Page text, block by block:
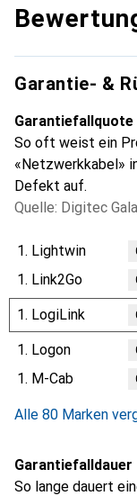
Garantie- &
Garantiefallquote
So oft weist ein
«Netzwerkkabel»
Defekt auf.
Quelle: Digitec
1. Lightwin
1. Link2Go
1. LogiLink
1. Logon
1. M-Cab
Alle 80 Marken
Garantiefalldauer
So lange dauert